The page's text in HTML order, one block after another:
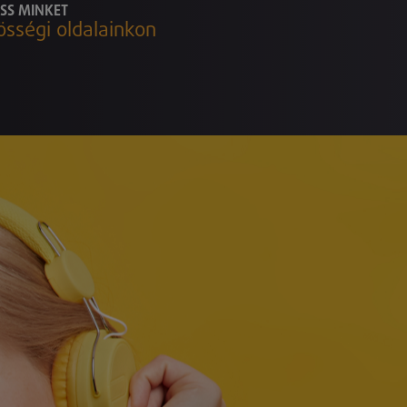
MINKET
oldalainkon